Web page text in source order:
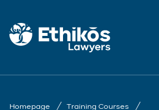
Homepage
Training Courses